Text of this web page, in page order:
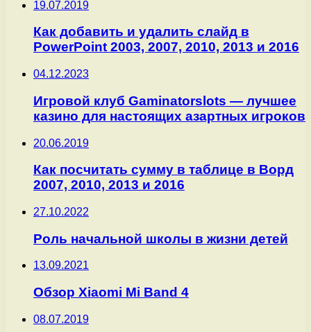
19.07.2019
Как добавить и удалить слайд в
PowerPoint 2003, 2007, 2010, 2013 и 2016
04.12.2023
Игровой клуб Gaminatorslots — лучшее
казино для настоящих азартных игроков
20.06.2019
Как посчитать сумму в таблице в Ворд
2007, 2010, 2013 и 2016
27.10.2022
Роль начальной школы в жизни детей
13.09.2021
Обзор Xiaomi Mi Band 4
08.07.2019